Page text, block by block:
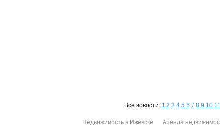
Все новости: 1 2 3 4 5 6 7 8 9 10 11
Недвижимость в Ижевске Аренда